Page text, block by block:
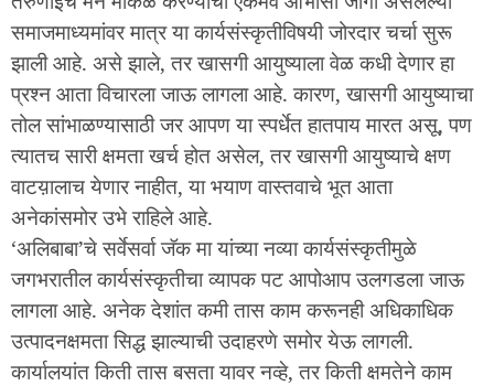
समाजमाध्यमांवर मात्र या कार्यसंस्कृतीविषयी जोरदार चर्चा सुरू
झाली आहे. असे झाले, तर खासगी आयुष्याला वेळ कधी देणार हा
प्रश्न आता विचारला जाऊ लागला आहे. कारण, खासगी आयुष्याचा
तोल सांभाळण्यासाठी जर आपण या स्पर्धेत हातपाय मारत असू, पण
त्यातच सारी क्षमता खर्च होत असेल, तर खासगी आयुष्याचे क्षण
वाटय़ालाच येणार नाहीत, या भयाण वास्तवाचे भूत आता
अनेकांसमोर उभे राहिले आहे.
‘अलिबाबा’चे सर्वेसर्वा जॅक मा यांच्या नव्या कार्यसंस्कृतीमुळे
जगभरातील कार्यसंस्कृतीचा व्यापक पट आपोआप उलगडला जाऊ
लागला आहे. अनेक देशांत कमी तास काम करूनही अधिकाधिक
उत्पादनक्षमता सिद्ध झाल्याची उदाहरणे समोर येऊ लागली.
कार्यालयांत किती तास बसता यावर नव्हे, तर किती क्षमतेने काम